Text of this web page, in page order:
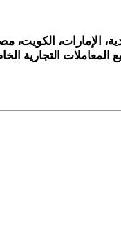
الإمارات، الكويت،
المعاملات التجارية